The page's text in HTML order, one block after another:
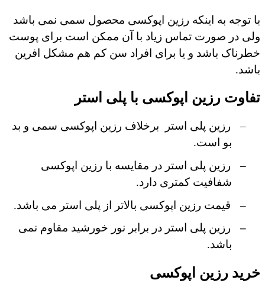
با توجه به اینکه رزین اپوکسی محصول سمی نمی باشد
ولی در صورت تماس زیاد با آن ممکن است برای پوست
خطرناک باشد و یا برای افراد سن کم هم مشکل افرین
باشد.
تفاوت رزین اپوکسی با پلی استر
– رزین پلی استر
برخلاف رزین اپوکسی سمی و بد
بو است.
–
رزین پلی استر در مقایسه با رزین اپوکسی
شفافیت کمتری دارد.
–
قیمت رزین اپوکسی بالاتر از پلی استر می باشد.
–
رزین پلی استر در برابر نور خورشید مقاوم نمی
باشد.
خرید رزین اپوکسی